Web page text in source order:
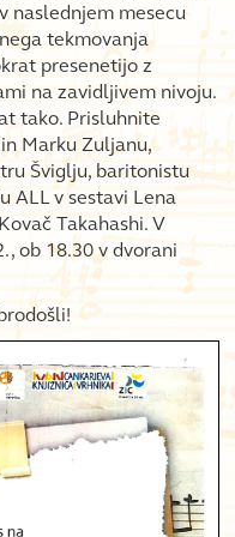
naslednjem mesecu
tekmovanja
presenetijo z
na zavidljivem nivoju.
tako. Prisluhnite
Marku Zuljanu,
Šviglju, baritonistu
ALL v sestavi Lena
Takahashi. V
ob 18.30 v dvorani